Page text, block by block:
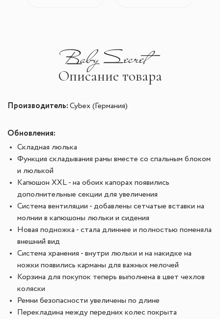
Описание товара
Производитель: Cybex (Германия)
Обновления:
Складная люлька
Функция складывания рамы вместе со спальным блоком
и люлькой
Капюшон XXL - на обоих капорах появились
дополнительные секции для увеличения
Система вентиляции - добавлены сетчатые вставки на
молнии в капюшоны люльки и сидения
Новая подножка - стала длиннее и полностью поменяла
внешний вид
Система хранения - внутри люльки и на накидке на
ножки появились карманы для важных мелочей
Корзина для покупок теперь выполнена в цвет чехлов
коляски
Ремни безопасности увеличены по длине
Перекладина между передних колес покрыта